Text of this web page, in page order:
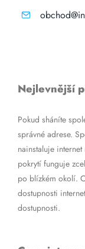
Nejlevnější
Pokud sháníte
správné adrese.
nainstaluje
pokrytí funguje
po blízkém okolí.
dostupnosti
dostupnosti.